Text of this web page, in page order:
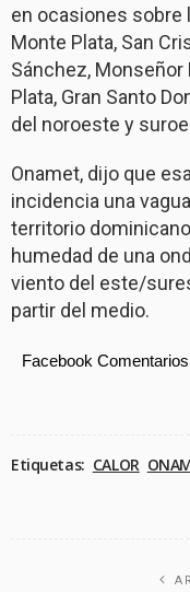
en ocasiones sobre
Monte Plata, San
Sánchez, Monseñor
Plata, Gran Santo
del noroeste y
Onamet, dijo que
incidencia una
territorio
humedad de una
viento del este/
partir del medio.
Facebook Comentarios
Etiquetas: CALOR